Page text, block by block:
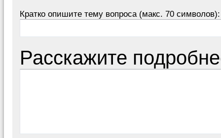
Кратко опишите тему вопроса (макс. 70 символов):
Расскажите